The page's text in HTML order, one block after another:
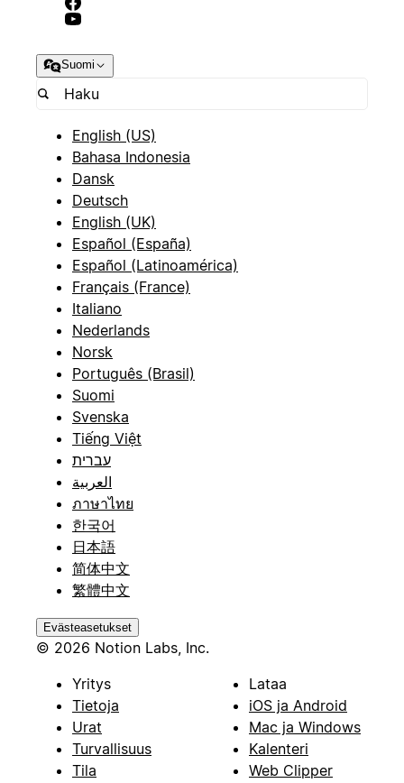
Suomi
English (US)
Bahasa Indonesia
Dansk
Deutsch
English (UK)
Español (España)
Español (Latinoamérica)
Français (France)
Italiano
Nederlands
Norsk
Português (Brasil)
Suomi
Svenska
Tiếng Việt
עברית
العربية
ภาษาไทย
한국어
日本語
简体中文
繁體中文
Evästeasetukset
© 2026 Notion Labs, Inc.
Yritys
Tietoja
Urat
Turvallisuus
Tila
Lataa
iOS ja Android
Mac ja Windows
Kalenteri
Web Clipper